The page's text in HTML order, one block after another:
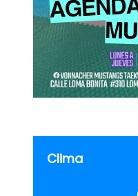
Clima